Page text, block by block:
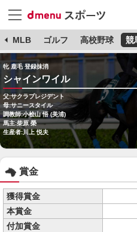
MLB ゴルフ 高校野球 競
牝 鹿毛 登録抹消
シャインワイル
父:サクラプレジデント
母:サニースタイル
調教師:小桧山 悟 (美浦)
馬主:柴原 榮
生産者:川上 悦夫
賞金
獲得賞金
本賞金
付加賞金